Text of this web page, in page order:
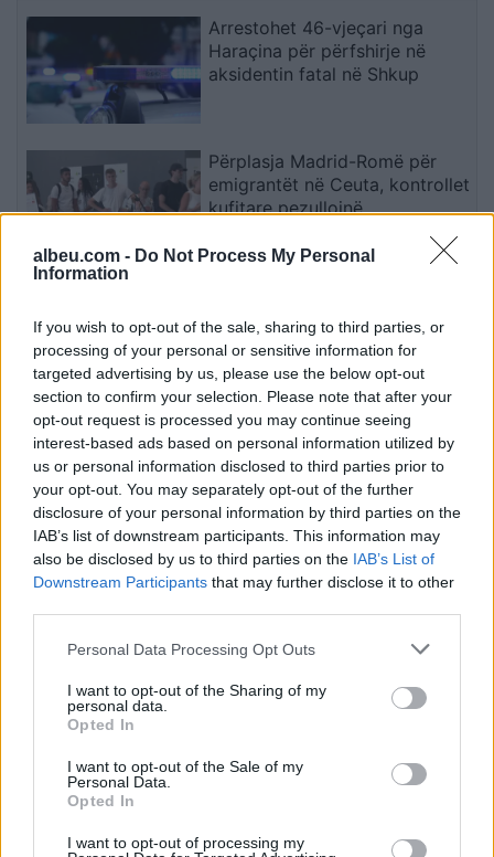
albeu.com - Do Not Process My Personal
Information
If you wish to opt-out of the sale, sharing to third parties, or
processing of your personal or sensitive information for
targeted advertising by us, please use the below opt-out
section to confirm your selection. Please note that after your
opt-out request is processed you may continue seeing
interest-based ads based on personal information utilized by
us or personal information disclosed to third parties prior to
your opt-out. You may separately opt-out of the further
disclosure of your personal information by third parties on the
IAB’s list of downstream participants. This information may
also be disclosed by us to third parties on the IAB’s List of
Downstream Participants that may further disclose it to other
Personal Data Processing Opt Outs
I want to opt-out of the Sharing of my
personal data.
Opted In
I want to opt-out of the Sale of my
Personal Data.
Opted In
I want to opt-out of processing my
Arrestohet 46-vjeçari nga
Haraçina për përfshirje në
aksidentin fatal në Shkup
Përplasja Madrid-Romë për
emigrantët në Ceuta, kontrollet
kufitare pezullojnë
pse nuk propozoi kandidat për
kryetar të Kuvendit